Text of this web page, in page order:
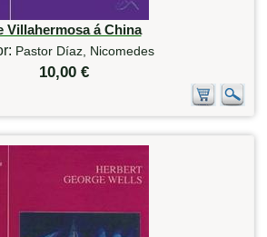
Villahermosa á China
Pastor Díaz, Nicomedes
10,00 €